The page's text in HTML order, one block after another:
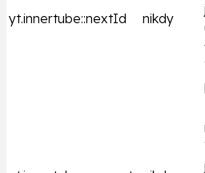
yt.innertube::nextId nikdy